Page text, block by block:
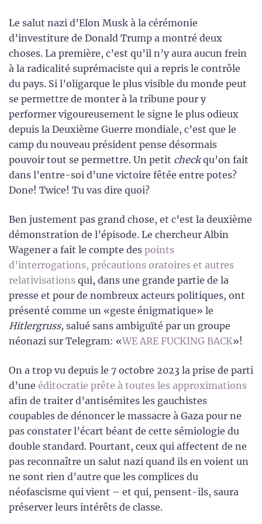
Le salut nazi d’Elon Musk à la cérémonie
d’investiture de Donald Trump a montré deux
choses. La première, c’est qu’il n’y aura aucun frein
à la radicalité suprémaciste qui a repris le contrôle
du pays. Si l’oligarque le plus visible du monde peut
se permettre de monter à la tribune pour y
performer vigoureusement le signe le plus odieux
depuis la Deuxième Guerre mondiale, c’est que le
camp du nouveau président pense désormais
pouvoir tout se permettre. Un petit checkqu’on fait
dans l’entre-soi d’une victoire fêtée entre potes?
Done! Twice! Tu vas dire quoi?
Ben justement pas grand chose, et c’est la deuxième
démonstration de l’épisode. Le chercheur Albin
Wagener a fait le compte des points
d’interrogations, précautions oratoires et autres
relativisations qui, dans une grande partie de la
presse et pour de nombreux acteurs politiques, ont
présenté comme un «geste énigmatique» le
Hitlergruss, salué sans ambiguïté par un groupe
néonazi sur Telegram: «WE ARE FUCKING BACK»!
On a trop vu depuis le 7 octobre 2023 la prise de parti
d’une éditocratie prête à toutes les approximations
afin de traiter d’antisémites les gauchistes
coupables de dénoncer le massacre à Gaza pour ne
pas constater l’écart béant de cette sémiologie du
double standard. Pourtant, ceux qui affectent de ne
pas reconnaître un salut nazi quand ils en voient un
ne sont rien d’autre que les complices du
néofascisme qui vient – et qui, pensent-ils, saura
préserver leurs intérêts de classe.